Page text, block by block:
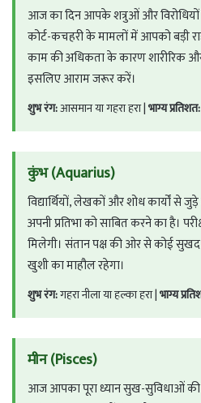
आज का दिन आपके शत्रुओं और विरोधियों
कोर्ट-कचहरी के मामलों में आपको बड़ी
काम की अधिकता के कारण शारीरिक
इसलिए आराम जरूर करें।
शुभ रंग:आसमान या गहरा हरा |भाग्य प्रतिशत:
कुंभ (Aquarius)
विद्यार्थियों, लेखकों और शोध कार्यों से
अपनी प्रतिभा को साबित करने का है।
मिलेगी। संतान पक्ष की ओर से कोई सुखद
खुशी का माहौल रहेगा।
शुभ रंग:गहरा नीला या हल्का हरा |भाग्य
मीन (Pisces)
आज आपका पूरा ध्यान सुख-सुविधाओं